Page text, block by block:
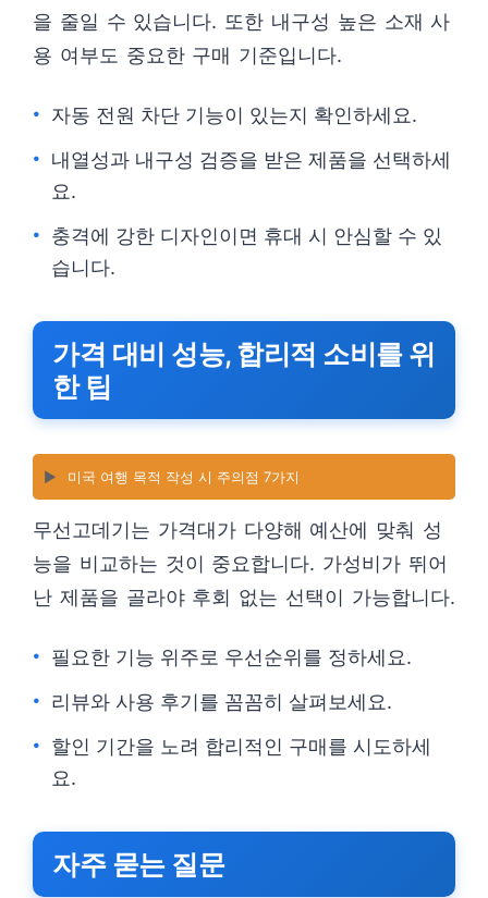
을 줄일 수 있습니다. 또한 내구성 높은 소재 사
용 여부도 중요한 구매 기준입니다.
자동 전원 차단 기능이 있는지 확인하세요.
내열성과 내구성 검증을 받은 제품을 선택하세
요.
충격에 강한 디자인이면 휴대 시 안심할 수 있
습니다.
가격 대비 성능, 합리적 소비를 위
한 팁
▶️ 미국 여행 목적 작성 시 주의점 7가지
무선고데기는 가격대가 다양해 예산에 맞춰 성
능을 비교하는 것이 중요합니다. 가성비가 뛰어
난 제품을 골라야 후회 없는 선택이 가능합니다.
필요한 기능 위주로 우선순위를 정하세요.
리뷰와 사용 후기를 꼼꼼히 살펴보세요.
할인 기간을 노려 합리적인 구매를 시도하세
요.
자주 묻는 질문